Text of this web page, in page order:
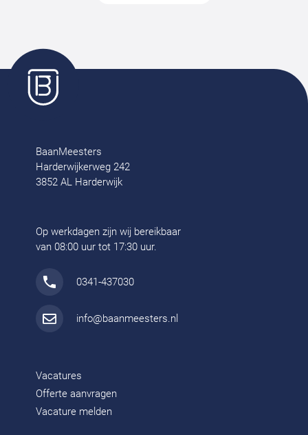
BaanMeesters
Harderwijkerweg 242
3852 AL Harderwijk
Op werkdagen zijn wij bereikbaar
van 08:00 uur tot 17:30 uur.
0341-437030
info@baanmeesters.nl
Vacatures
Offerte aanvragen
Vacature melden